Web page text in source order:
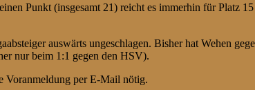
Punkt (insgesamt 21) reicht es immerhin für Platz
auswärts ungeschlagen. Bisher hat Wehen
nur beim 1:1 gegen den HSV).
Voranmeldung per E-Mail nötig.